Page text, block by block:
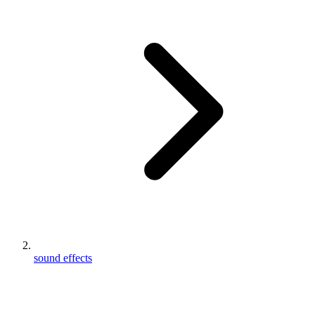
sound effects